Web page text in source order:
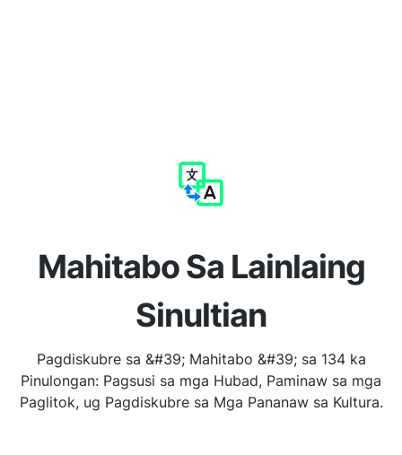
Mahitabo Sa Lainlaing
Sinultian
Pagdiskubre sa &#39; Mahitabo &#39; sa 134 ka
Pinulongan: Pagsusi sa mga Hubad, Paminaw sa mga
Paglitok, ug Pagdiskubre sa Mga Pananaw sa Kultura.